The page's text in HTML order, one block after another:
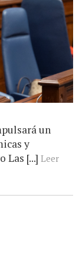
un
y
Las [...] Leer